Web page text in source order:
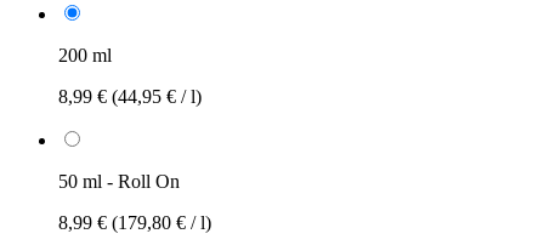
200 ml
8,99 € (44,95 € / l)
50 ml - Roll On
8,99 € (179,80 € / l)